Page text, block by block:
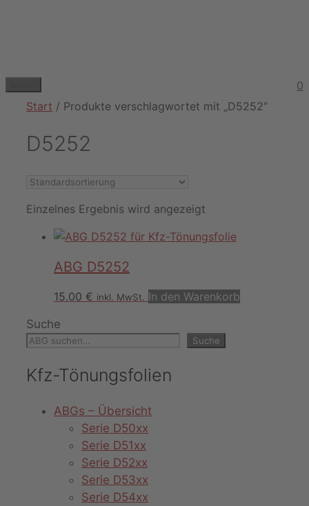
0
Start / Produkte verschlagwortet mit „D5252“
D5252
Einzelnes Ergebnis wird angezeigt
ABG D5252
15,00 € inkl. MwSt. In den Warenkorb
Suche
Suche
Kfz-Tönungsfolien
ABGs – Übersicht
Serie D50xx
Serie D51xx
Serie D52xx
Serie D53xx
Serie D54xx